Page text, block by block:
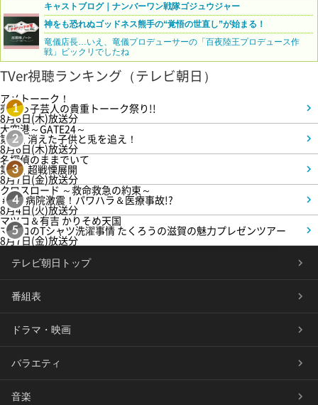
キャストブログ｜ナンバーワン戦隊ゴジュウジャー
神をも恐れぬゴッドネス熊手の“覚悟の世直し”が始まる！
竜儀店長…いえ、竜儀プロデューサーの「百夜陸王プロデュース作
戦」ビックリでしたね
TVer視聴ランキング（テレビ朝日）
1
アメトーーク！
売れっ子芸人の貴重トーーク祭り!!
8月6日(木)放送分
2
大空港～GATE24～
第3話 消えた子供と兎を追え！
8月6日(木)放送分
3
名探偵のままでいて
第4話 超戦慄展開
8月7日(金)放送分
4
クロスロード ～救命救急の約束～
＃5 病院激震！パワハラ＆医療事故!?
8月4日(火)放送分
5
マツコ＆有吉 かりそめ天国
マツコのTシャツ洗濯事情 たくろうの滋賀の魅力プレゼンツアー
8月7日(金)放送分
テレビ朝日トップ
番組表
ドラマ・映画
バラエティ
音楽